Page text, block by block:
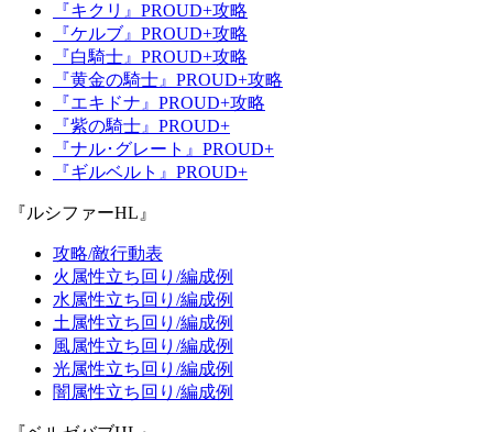
『キクリ』PROUD+攻略
『ケルブ』PROUD+攻略
『白騎士』PROUD+攻略
『黄金の騎士』PROUD+攻略
『エキドナ』PROUD+攻略
『紫の騎士』PROUD+
『ナル･グレート』PROUD+
『ギルベルト』PROUD+
『ルシファーHL』
攻略/敵行動表
火属性立ち回り/編成例
水属性立ち回り/編成例
土属性立ち回り/編成例
風属性立ち回り/編成例
光属性立ち回り/編成例
闇属性立ち回り/編成例